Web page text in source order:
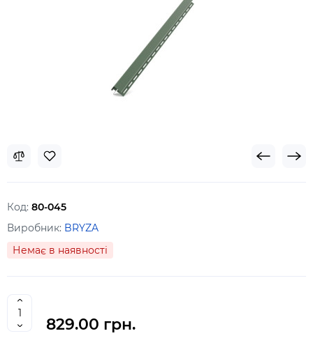
Код: 80-045
Виробник: BRYZA
Немає в наявності
829.00 грн.